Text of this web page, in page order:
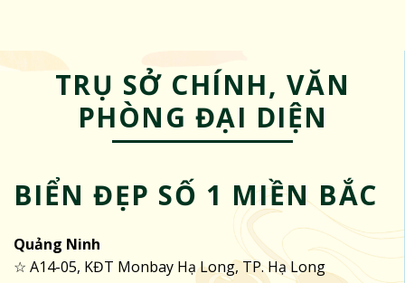
TRỤ SỞ CHÍNH, VĂN
PHÒNG ĐẠI DIỆN
BIỂN ĐẸP SỐ 1 MIỀN BẮC
Quảng Ninh
☆ A14-05, KĐT Monbay Hạ Long, TP. Hạ Long